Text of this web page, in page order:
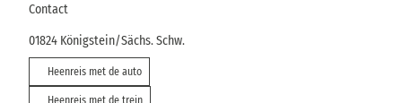
Contact
01824 Königstein/Sächs. Schw.
Heenreis met de auto
Heenreis met de trein